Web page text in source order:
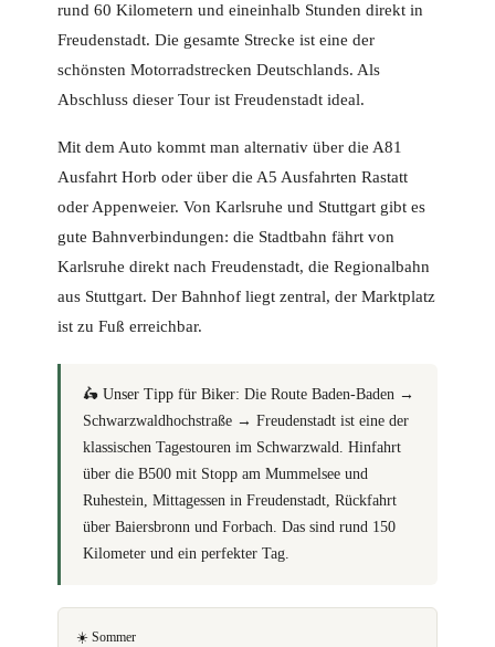
rund 60 Kilometern und eineinhalb Stunden direkt in
Freudenstadt. Die gesamte Strecke ist eine der
schönsten Motorradstrecken Deutschlands. Als
Abschluss dieser Tour ist Freudenstadt ideal.
Mit dem Auto kommt man alternativ über die A81
Ausfahrt Horb oder über die A5 Ausfahrten Rastatt
oder Appenweier. Von Karlsruhe und Stuttgart gibt es
gute Bahnverbindungen: die Stadtbahn fährt von
Karlsruhe direkt nach Freudenstadt, die Regionalbahn
aus Stuttgart. Der Bahnhof liegt zentral, der Marktplatz
ist zu Fuß erreichbar.
🛵 Unser Tipp für Biker: Die Route Baden-Baden →
Schwarzwaldhochstraße → Freudenstadt ist eine der
klassischen Tagestouren im Schwarzwald. Hinfahrt
über die B500 mit Stopp am Mummelsee und
Ruhestein, Mittagessen in Freudenstadt, Rückfahrt
über Baiersbronn und Forbach. Das sind rund 150
Kilometer und ein perfekter Tag.
☀️ Sommer